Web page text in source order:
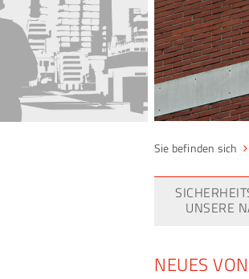
UNSERE
NEUES